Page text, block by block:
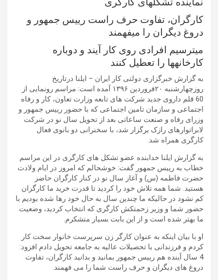
کارگران، تفاوت حرف راست رییس جمهور و
دروغ دیگران را میفهمند
میترسیم افرادی روی کار آیند و دوباره
کارخانهها را تعطیل کنند
به گزارش خبرگزاری دولتی کار ایران – ایلنا درتاریخ
روزچهارشنبه ۲۰فروردین ۱۳۹۶ آمده است: مراسم رونمایی از
60 قلم داروی جدید شرکت های تابعه وزارت تعاون، کار و رفاه
اجتماعی و سازمان تامین اجتماعی که با حضور رییس جمهور و
وزرای رفاه و صنعت ساعاتی بعد از تحویل سال نو در شرکت
لابراتوارهای رازک برگزار شد، با سخنرانی دو بانوی فعال
کارگری همراه شد.
به گزارش ایلنا خدابنده عضو تشکل های کارگری در این مراسم
خطاب به رییس جمهور گفت: خوشحالم که امروز در ایام ولادت
حضرت فاطمه (س) و آغاز سال نو در کنار کارگران حاضر
هستید. شما همه تلاش خود را کردید تا قدرت خرید ما کارگران
کم نشود در حالیکه ما چندین سال به حال خود رها شده بودیم با
حضور شما و وزیر زحمتکش کارگری که انتخاب کردید، وضعیت
ما بهتر شده است و از این بابت بسیار متشکرم.
او با بیان اینکه به عنوان کارگر زن سرپرست خانوار سخت کار
کردم و فرزندانی با تحصیلات عالیه به جامعه تحویل دادم افزود:
4 سال آینده هم رییس جمهور بمانید و بدانید کارگران، تفاوت
دروغ های دیگران و حرف راست شما را می فهمند.